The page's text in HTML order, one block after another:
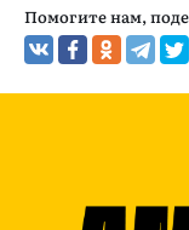
Помогите нам,